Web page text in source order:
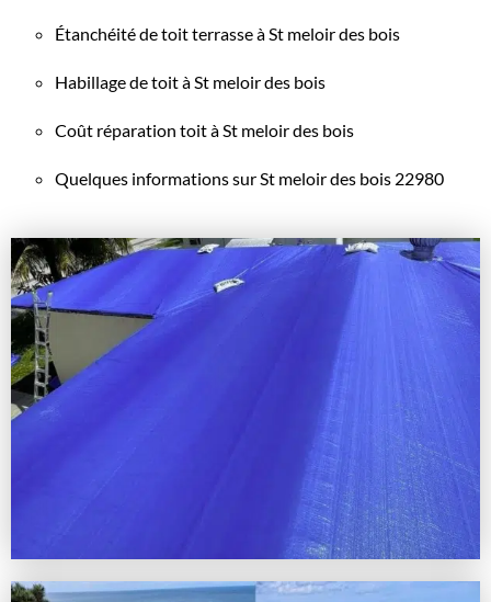
Étanchéité de toit terrasse à St meloir des bois
Habillage de toit à St meloir des bois
Coût réparation toit à St meloir des bois
Quelques informations sur St meloir des bois 22980